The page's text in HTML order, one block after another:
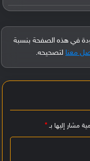
في هذه الصفحة بنسبة
معنا لتصحيحه.
مشار إليها بـ*